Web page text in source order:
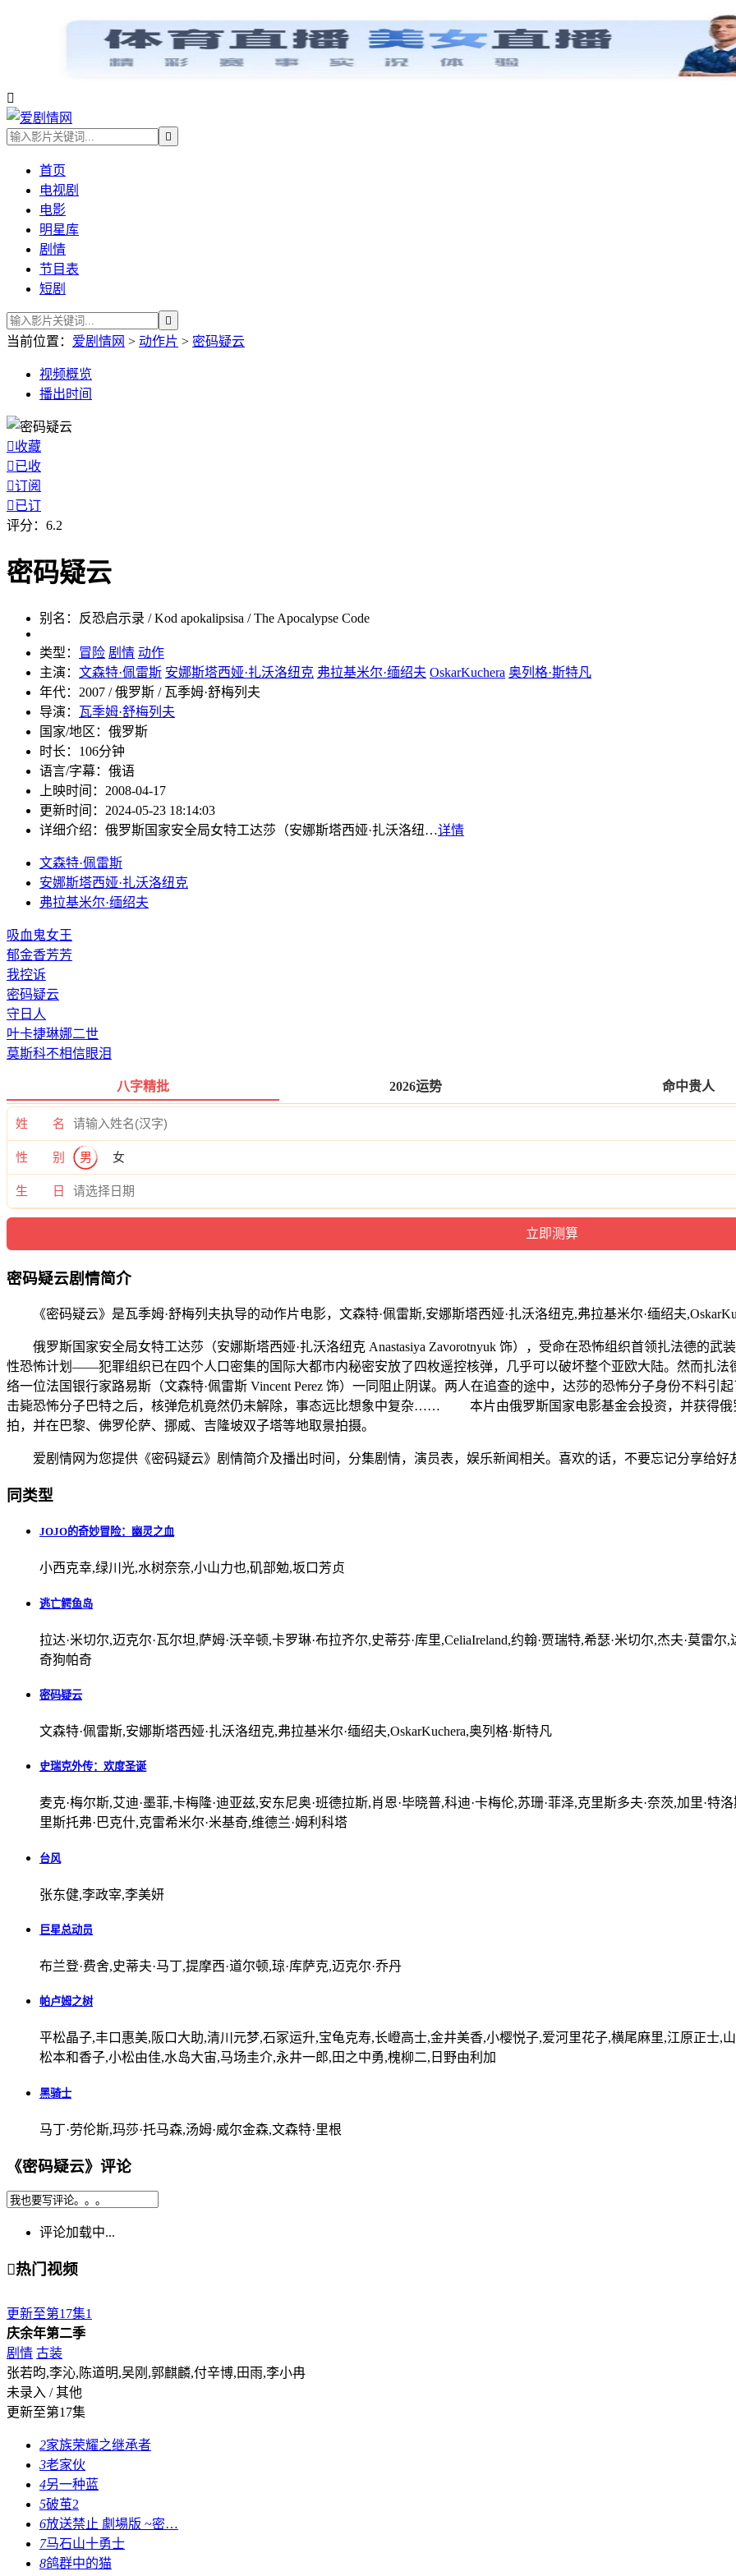


首页
电视剧
电影
明星库
剧情
节目表
短剧

当前位置： 爱剧情网 > 动作片 > 密码疑云
视频概览
播出时间
收藏
已收
订阅
已订
评分： 6.2
密码疑云
别名： 反恐启示录 / Kod apokalipsisa / The Apocalypse Code
类型： 冒险 剧情 动作
主演： 文森特·佩雷斯 安娜斯塔西娅·扎沃洛纽克 弗拉基米尔·缅绍夫 OskarKuchera 奥列格·斯特凡
年代： 2007 / 俄罗斯 / 瓦季姆·舒梅列夫
导演： 瓦季姆·舒梅列夫
国家/地区： 俄罗斯
时长： 106分钟
语言/字幕： 俄语
上映时间： 2008-04-17
更新时间： 2024-05-23 18:14:03
详细介绍： 俄罗斯国家安全局女特工达莎（安娜斯塔西娅·扎沃洛纽…详情
文森特·佩雷斯
安娜斯塔西娅·扎沃洛纽克
弗拉基米尔·缅绍夫
吸血鬼女王
郁金香芳芳
我控诉
密码疑云
守日人
叶卡捷琳娜二世
莫斯科不相信眼泪
八字精批 2026运势 命中贵人
姓 名
性 别 男 女
生 日
密码疑云剧情简介
《密码疑云》是瓦季姆·舒梅列夫执导的动作片电影，文森特·佩雷斯,安娜斯塔西娅·扎沃洛纽克,弗拉基米尔·缅绍夫
俄罗斯国家安全局女特工达莎（安娜斯塔西娅·扎沃洛纽克 Anastasiya Zavorotnyuk 饰），受命在恐怖组织首领扎法德的
性恐怖计划——犯罪组织已在四个人口密集的国际大都市内秘密安放了四枚遥控核弹，几乎可以破坏整个亚欧大陆。然而扎
络一位法国银行家路易斯（文森特·佩雷斯 Vincent Perez 饰）一同阻止阴谋。两人在追查的途中，达莎的恐怖分子身份不料引
击毙恐怖分子巴特之后，核弹危机竟然仍未解除，事态远比想象中复杂…… 本片由俄罗斯国家电影基金会投资，并获得俄
拍，并在巴黎、佛罗伦萨、挪威、吉隆坡双子塔等地取景拍摄。
爱剧情网为您提供《密码疑云》剧情简介及播出时间，分集剧情，演员表，娱乐新闻相关。喜欢的话，不要忘记分享给好
同类型
JOJO的奇妙冒险：幽灵之血
小西克幸,绿川光,水树奈奈,小山力也,矶部勉,坂口芳贞
逃亡鳄鱼岛
拉达·米切尔,迈克尔·瓦尔坦,萨姆·沃辛顿,卡罗琳·布拉齐尔,史蒂芬·库里,CeliaIreland,约翰·贾瑞特,希瑟·米切尔,杰夫·莫雷
奇狗帕奇
密码疑云
文森特·佩雷斯,安娜斯塔西娅·扎沃洛纽克,弗拉基米尔·缅绍夫,OskarKuchera,奥列格·斯特凡
史瑞克外传：欢度圣诞
麦克·梅尔斯,艾迪·墨菲,卡梅隆·迪亚兹,安东尼奥·班德拉斯,肖恩·毕晓普,科迪·卡梅伦,苏珊·菲泽,克里斯多夫·奈茨,加里·特
里斯托弗·巴克什,克雷希米尔·米基奇,维德兰·姆利科塔
台风
张东健,李政宰,李美妍
巨星总动员
布兰登·费舍,史蒂夫·马丁,提摩西·道尔顿,琼·库萨克,迈克尔·乔丹
帕卢姆之树
平松晶子,丰口惠美,阪口大助,清川元梦,石冢运升,宝龟克寿,长嶝高士,金井美香,小樱悦子,爱河里花子,横尾麻里,江原正士,
松本和香子,小松由佳,水岛大宙,马场圭介,永井一郎,田之中勇,槐柳二,日野由利加
黑骑士
马丁·劳伦斯,玛莎·托马森,汤姆·威尔金森,文森特·里根
《密码疑云》评论
评论加载中...
热门视频
更新至第17集1
庆余年第二季
剧情 古装
张若昀,李沁,陈道明,吴刚,郭麒麟,付辛博,田雨,李小冉
未录入 / 其他
更新至第17集
2家族荣耀之继承者
3老家伙
4另一种蓝
5破茧2
6放送禁止 劇場版 ~密…
7马石山十勇士
8鸽群中的猫